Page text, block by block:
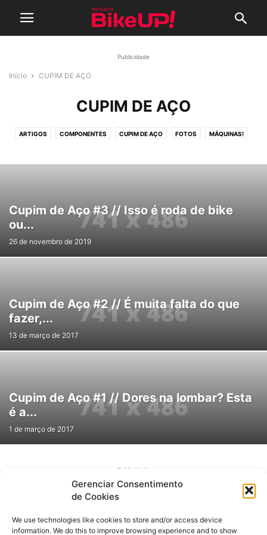
Gerenciar Consentimento
de Cookies
We use technologies like cookies to store and/or access device
information. We do this to improve browsing experience and to show
Publicidade
Início CUPIM DE AÇO
CUPIM DE AÇO
ARTIGOS COMPONENTES CUPIM DE AÇO FOTOS MÁQUINAS!
TESTES TRANQUEIRINHAS TREINAMENTO VIDEOS
Cupim de Aço #3 // Isso é roda de bike
ou...
26 de novembro de 2019
Cupim de Aço #2 // É muita falta do que
fazer,...
13 de março de 2017
Cupim de Aço #1 // Dores na lombar? Esta
é a...
1 de março de 2017
Publicidade